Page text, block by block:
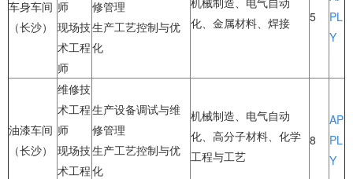
车身车间
（长沙）
师
现场技
术工程
师
修管理
生产工艺控制与优
化
化、金属材料、焊接
5
PL
Y
油漆车间
（长沙）
维修技
术工程
师
现场技
术工程
生产设备调试与维
修管理
生产工艺控制与优
化
机械制造、电气自动
化、高分子材料、化学
工程与工艺
8
AP
PL
Y